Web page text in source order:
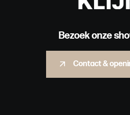
Bezoek onze
Contact &